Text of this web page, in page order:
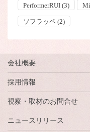
PerformerRUI(3)
ソフラッペ(2)
会社概要
採用情報
視察・取材のお問合せ
ニュースリリース